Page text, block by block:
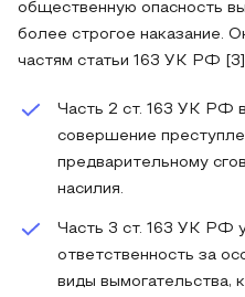
общественную опасность
более строгое наказание.
частям статьи 163 УК РФ
Часть 2 ст. 163 УК РФ
совершение
предварительному
насилия.
Часть 3 ст. 163 УК РФ
ответственность за
виды вымогательства,